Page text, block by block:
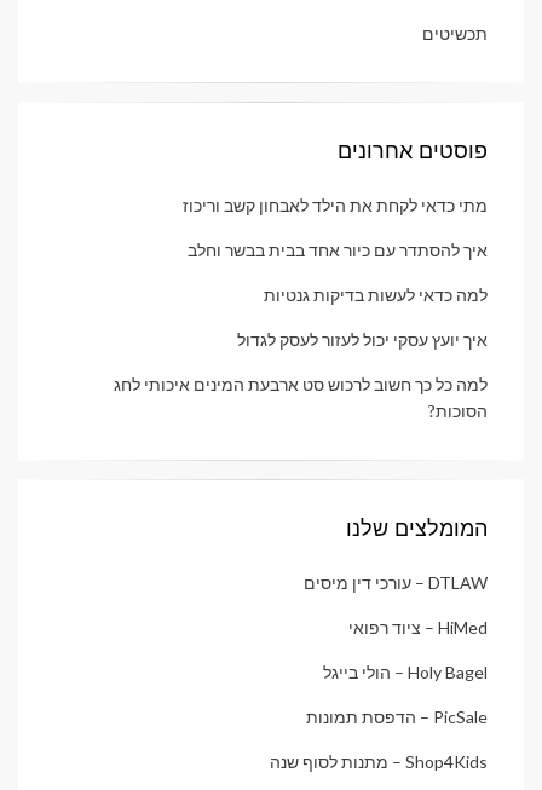
תכשיטים
פוסטים אחרונים
מתי כדאי לקחת את הילד לאבחון קשב וריכוז
איך להסתדר עם כיור אחד בבית בבשר וחלב
למה כדאי לעשות בדיקות גנטיות
איך יועץ עסקי יכול לעזור לעסק לגדול
למה כל כך חשוב לרכוש סט ארבעת המינים איכותי לחג
הסוכות?
המומלצים שלנו
DTLAW – עורכי דין מיסים
HiMed – ציוד רפואי
Holy Bagel – הולי בייגל
PicSale – הדפסת תמונות
Shop4Kids – מתנות לסוף שנה